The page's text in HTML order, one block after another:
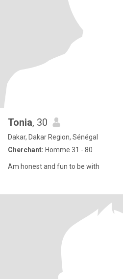
Tonia, 30
Dakar, Dakar Region, Sénégal
Cherchant: Homme 31 - 80
Am honest and fun to be with